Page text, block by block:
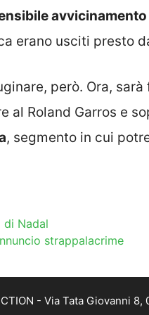
erano usciti presto
però. Ora,
al Roland Garros e
, segmento in cui
di Nadal
strappalacrime
- Via Tata Giovanni